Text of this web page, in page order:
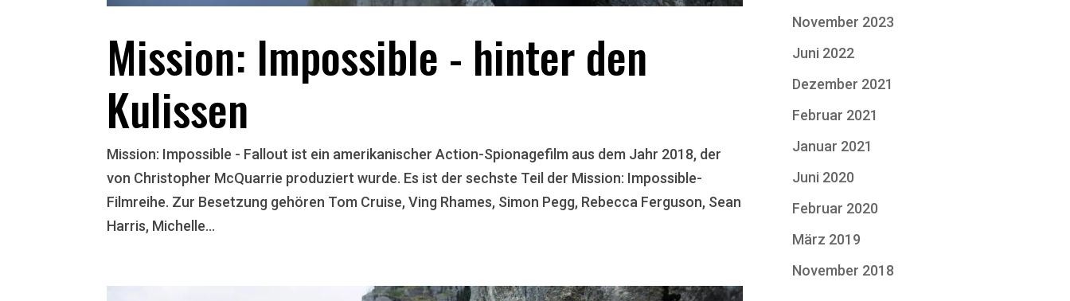
Mission: Impossible - hinter den
Kulissen
Mission: Impossible - Fallout ist ein amerikanischer Action-Spionagefilm aus dem Jahr 2018, der
von Christopher McQuarrie produziert wurde. Es ist der sechste Teil der Mission: Impossible-
Filmreihe. Zur Besetzung gehören Tom Cruise, Ving Rhames, Simon Pegg, Rebecca Ferguson, Sean
Harris, Michelle...
November 2023
Juni 2022
Dezember 2021
Februar 2021
Januar 2021
Juni 2020
Februar 2020
März 2019
November 2018